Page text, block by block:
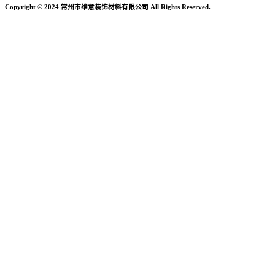
Copyright © 2024 常州市维意装饰材料有限公司 All Rights Reserved.